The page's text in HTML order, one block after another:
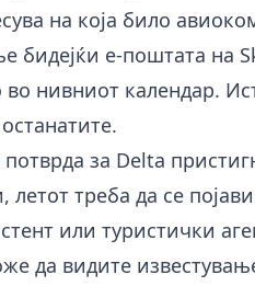
на која било
бидејќи е-поштата на
во нивниот календар.
за Delta
летот треба да се
или туристички
да видите